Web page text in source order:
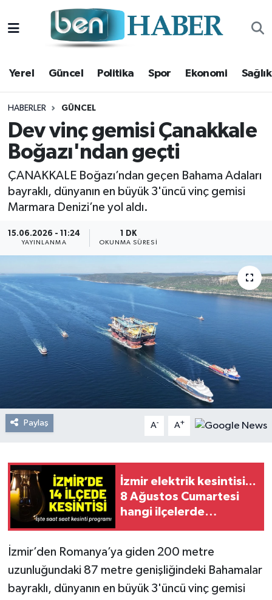
Yerel Güncel Politika Spor Ekonomi Sağlık
HABERLER GÜNCEL
Dev vinç gemisi Çanakkale
Boğazı'ndan geçti
ÇANAKKALE Boğazı’ndan geçen Bahama Adaları
bayraklı, dünyanın en büyük 3'üncü vinç gemisi
Marmara Denizi’ne yol aldı.
15.06.2026 - 11:24
YAYINLANMA
1 DK
OKUNMA SÜRESI
Paylaş A- A+
İzmir elektrik kesintisi...
8 Ağustos Cumartesi
hangi ilçelerde
İzmir’den Romanya’ya giden 200 metre
uzunluğundaki 87 metre genişliğindeki Bahamalar
bayraklı, dünyanın en büyük 3'üncü vinç gemisi
Yerel
Güncel
Politika
Spor
Ekonomi
Sağlık
Magazin
Resmi Reklam
Röportajlar
Hava Durumu
Trafik Durumu
Süper Lig Puan Durumu ve Fikstür
Tüm Manşetler
Son Dakika Haberleri
Haber Arşivi